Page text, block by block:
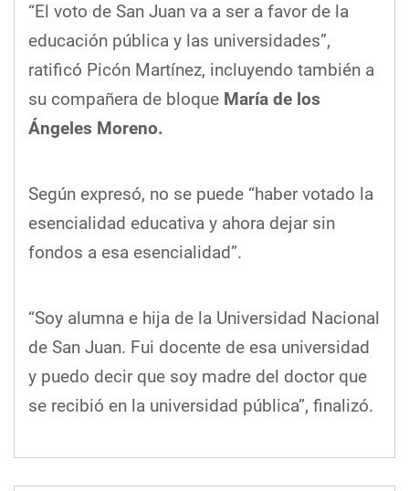
“El voto de San Juan va a ser a favor de la
educación pública y las universidades”,
ratificó Picón Martínez, incluyendo también a
su compañera de bloque María de los
Ángeles Moreno.
Según expresó, no se puede “haber votado la
esencialidad educativa y ahora dejar sin
fondos a esa esencialidad”.
“Soy alumna e hija de la Universidad Nacional
de San Juan. Fui docente de esa universidad
y puedo decir que soy madre del doctor que
se recibió en la universidad pública”, finalizó.